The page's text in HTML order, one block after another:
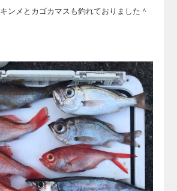
キンメとカゴカマスも釣れておりました＾